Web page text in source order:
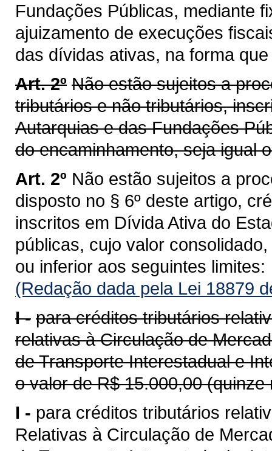
Fundações Públicas, mediante
ajuizamento de execuções
das dívidas ativas, na forma
Art. 2º Não estão sujeitos a
tributários e não tributários,
Autarquias e das Fundações
do encaminhamento, seja igual
Art. 2º Não estão sujeitos a
disposto no § 6º deste artigo,
inscritos em Dívida Ativa do
públicas, cujo valor
ou inferior aos seguintes limites:
(Redação dada pela Lei 18879
I - para créditos tributários
relativas à Circulação de
de Transporte Interestadual e
o valor de R$ 15.000,00
I - para créditos tributários
Relativas à Circulação de